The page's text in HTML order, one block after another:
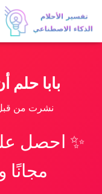
بابا
نشرت من
✨ احصل